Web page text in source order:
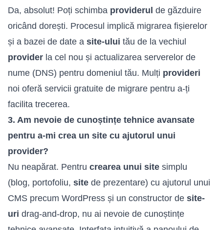
Da, absolut! Poți schimba providerul de găzduire
oricând dorești. Procesul implică migrarea fișierelor
și a bazei de date a site-ului tău de la vechiul
provider la cel nou și actualizarea serverelor de
nume (DNS) pentru domeniul tău. Mulți provideri
noi oferă servicii gratuite de migrare pentru a-ți
facilita trecerea.
3. Am nevoie de cunoștințe tehnice avansate
pentru a-mi crea un site cu ajutorul unui
provider?
Nu neapărat. Pentru crearea unui site simplu
(blog, portofoliu, site de prezentare) cu ajutorul unui
CMS precum WordPress și un constructor de site-
uri drag-and-drop, nu ai nevoie de cunoștințe